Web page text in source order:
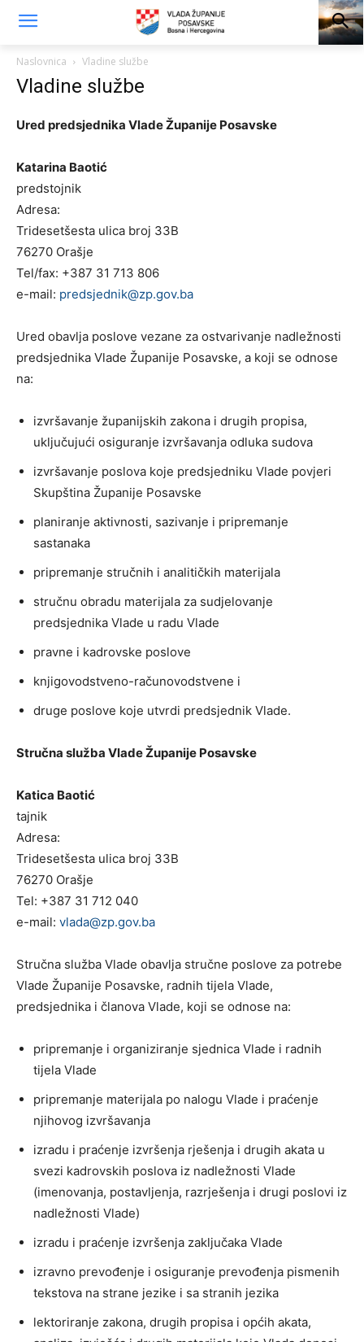
Naslovnica Vladine službe
Vladine službe
Ured predsjednika Vlade Županije Posavske
Katarina Baotić
predstojnik
Adresa:
Tridesetšesta ulica broj 33B
76270 Orašje
Tel/fax: +387 31 713 806
e-mail: predsjednik@zp.gov.ba
Ured obavlja poslove vezane za ostvarivanje nadležnosti
predsjednika Vlade Županije Posavske, a koji se odnose
na:
izvršavanje županijskih zakona i drugih propisa,
uključujući osiguranje izvršavanja odluka sudova
izvršavanje poslova koje predsjedniku Vlade povjeri
Skupština Županije Posavske
planiranje aktivnosti, sazivanje i pripremanje
sastanaka
pripremanje stručnih i analitičkih materijala
stručnu obradu materijala za sudjelovanje
predsjednika Vlade u radu Vlade
pravne i kadrovske poslove
knjigovodstveno-računovodstvene i
druge poslove koje utvrdi predsjednik Vlade.
Stručna služba Vlade Županije Posavske
Katica Baotić
tajnik
Adresa:
Tridesetšesta ulica broj 33B
76270 Orašje
Tel: +387 31 712 040
e-mail: vlada@zp.gov.ba
Stručna služba Vlade obavlja stručne poslove za potrebe
Vlade Županije Posavske, radnih tijela Vlade,
predsjednika i članova Vlade, koji se odnose na:
pripremanje i organiziranje sjednica Vlade i radnih
tijela Vlade
pripremanje materijala po nalogu Vlade i praćenje
njihovog izvršavanja
izradu i praćenje izvršenja rješenja i drugih akata u
svezi kadrovskih poslova iz nadležnosti Vlade
(imenovanja, postavljenja, razrješenja i drugi poslovi iz
nadležnosti Vlade)
izradu i praćenje izvršenja zaključaka Vlade
izravno prevođenje i osiguranje prevođenja pismenih
tekstova na strane jezike i sa stranih jezika
lektoriranje zakona, drugih propisa i općih akata,